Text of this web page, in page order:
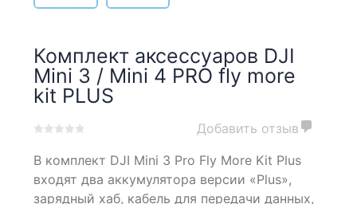
Комплект аксессуаров DJI
Mini 3 / Mini 4 PRO fly more
kit PLUS
out
based
Добавить отзыв
В комплект DJI Mini 3 Pro Fly More Kit Plus
входят два аккумулятора версии «Plus»,
зарядный хаб, кабель для передачи данных,